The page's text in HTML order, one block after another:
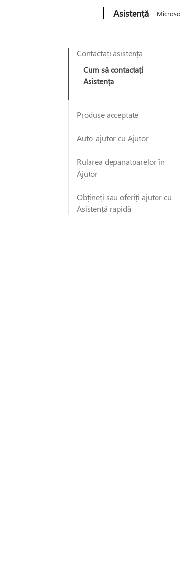
Asistență
Contactați asistența
Cum să contactați
Asistența
Produse acceptate
Auto-ajutor cu Ajutor
Rularea depanatoarelor în
Ajutor
Obțineți sau oferiți ajutor cu
Asistență rapidă